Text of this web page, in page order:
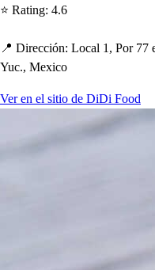
⭐ Rating: 4.6
📍 Dirección: Local 1, Por 77
Yuc., Mexico
Ver en el sitio de DiDi Food